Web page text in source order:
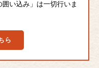
い込み」は一切行いま
ら